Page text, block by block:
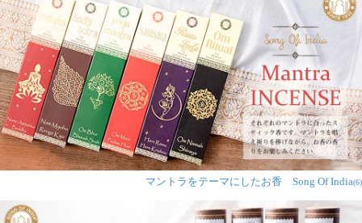
マントラをテーマにしたお香 Song Of India(6)